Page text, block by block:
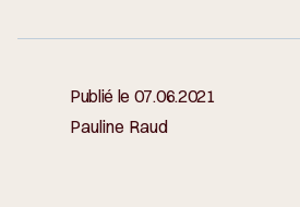
Publié le 07.06.2021
Pauline Raud